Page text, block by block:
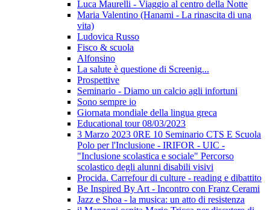
Luca Maurelli - Viaggio al centro della Notte
Maria Valentino (Hanami - La rinascita di una
vita)
Ludovica Russo
Fisco & scuola
Alfonsino
La salute è questione di Screenig...
Prospettive
Seminario - Diamo un calcio agli infortuni
Sono sempre io
Giornata mondiale della lingua greca
Educational tour 08/03/2023
3 Marzo 2023 0RE 10 Seminario CTS E Scuola
Polo per l'Inclusione - IRIFOR - UIC -
"Inclusione scolastica e sociale" Percorso
scolastico degli alunni disabili visivi
Procida. Carrefour di culture - reading e dibattito
Be Inspired By Art - Incontro con Franz Cerami
Jazz e Shoa - la musica: un atto di resistenza